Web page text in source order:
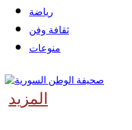
رياضة
ثقافة وفن
منوعات
المزيد